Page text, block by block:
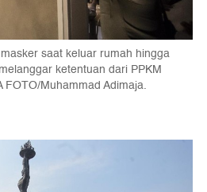
saat keluar rumah hingga
ketentuan dari PPKM
FOTO/Muhammad Adimaja.